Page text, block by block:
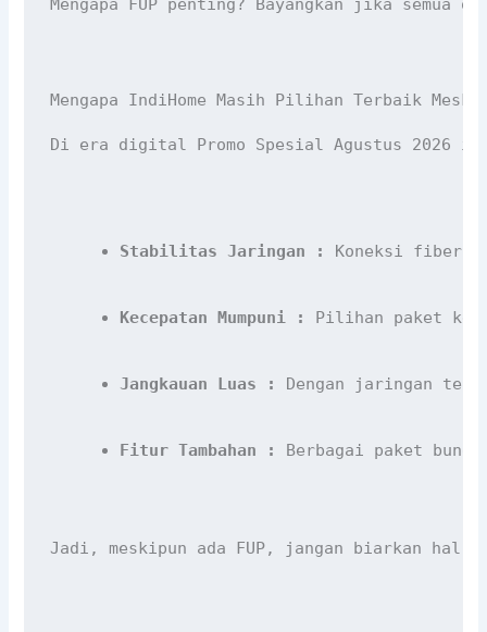
Mengapa IndiHome Masih Pilihan Terbaik Meski
Di era digital Promo Spesial Agustus 2026
Stabilitas Jaringan : Koneksi fiber
Kecepatan Mumpuni : Pilihan paket
Jangkauan Luas : Dengan jaringan
Fitur Tambahan : Berbagai paket
Jadi, meskipun ada FUP, jangan biarkan